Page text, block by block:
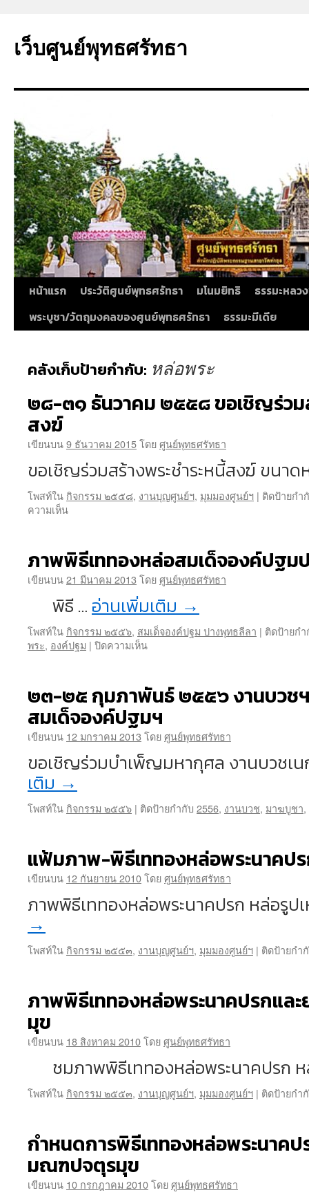
ยัง
เว็บศูนย์พุทธศรัทธา
หน้าแรก ประวัติศูนย์พุทธศรัทธา มโนมยิทธิ
ธรรมะหลว
พระบูชา/วัตถุมงคลของศูนย์พุทธศรัทธา
ธรรมะมีเดีย
คลังเก็บป้ายกำกับ: หล่อพระ
๒๘-๓๑ ธันวาคม ๒๕๕๘ ขอเชิญร่วม
สงฆ์
เขียนบน9 ธันวาคม 2015โดยศูนย์พุทธศรัทธา
ขอเชิญร่วมสร้างพระชำระหนี้สงฆ์ ขนา
โพสท์ใน กิจกรรม ๒๕๕๘, งานบุญศูนย์ฯ, มุมมองศูนย์ฯ | ติดป้ายกำ
ความเห็นบน
๒๕๕๘
ขอ
เชิญ
สร้าง
ชำระ
หนี้
ภาพพิธีเททองหล่อสมเด็จองค์ปฐม
เขียนบน21 มีนาคม 2013 โดยศูนย์พุทธศรัทธา
พิธี … อ่านเพิ่มเติม →
โพสท์ใน กิจกรรม ๒๕๕๖, สมเด็จองค์ปฐม ปางพุทธลีลา | ติดป้ายก
พระ, องค์ปฐม | ปิดความเห็นบน
เท
ทองหล่อ
สมเด็จ
องค์
ปฐม
พุทธ
๒๓-๒๕ กุมภาพันธ์ ๒๕๕๖ งานบวช
สมเด็จองค์ปฐมฯ
เขียนบน 12 มกราคม 2013 โดยศูนย์พุทธศรัทธา
ขอเชิญร่วมบำเพ็ญมหากุศล งานบวชเ
เติม →
โพสท์ใน กิจกรรม ๒๕๕๖ | ติดป้ายกำกับ 2556, งานบวช, มาฆบูชา,
แฟ้มภาพ-พิธีเททองหล่อพระนาคป
เขียนบน 12 กันยายน 2010โดยศูนย์พุทธศรัทธา
ภาพพิธีเททองหล่อพระนาคปรก หล่อรูป
→
โพสท์ใน กิจกรรม ๒๕๕๓, งานบุญศูนย์ฯ, มุมมองศูนย์ฯ | ติดป้ายกำ
ภาพพิธีเททองหล่อพระนาคปรกแ
มุข
เขียนบน 18 สิงหาคม 2010โดยศูนย์พุทธศรัทธา
ชมภาพพิธีเททองหล่อพระนาคปรก
โพสท์ใน กิจกรรม ๒๕๕๓, งานบุญศูนย์ฯ, มุมมองศูนย์ฯ | ติดป้ายกำ
กำหนดการพิธีเททองหล่อพระนาค
มณฑปจตุรมุข
เขียนบน 10 กรกฎาคม 2010โดยศูนย์พุทธศรัทธา